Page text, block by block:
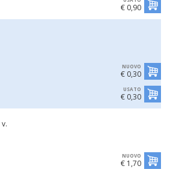
€ 0,90
NUOVO
€ 0,30
USATO
€ 0,30
NUOVO
€ 1,70